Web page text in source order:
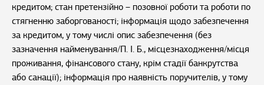
кредитом; стан претензійно – позовної роботи та роботи по
стягненню заборгованості; інформація щодо забезпечення
за кредитом, у тому числі опис забезпечення (без
зазначення найменування/П. І. Б., місцезнаходження/місця
проживання, фінансового стану, крім стадії банкрутства
або санації); інформація про наявність поручителів, у тому